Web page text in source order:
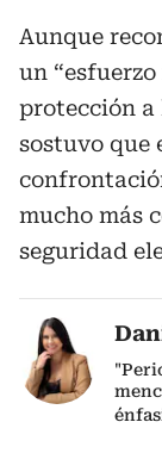
Aunque
un
protección a
sostuvo que
mucho más
seguridad